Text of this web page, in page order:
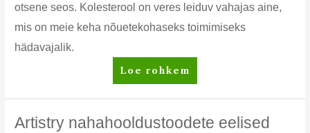
otsene seos. Kolesterool on veres leiduv vahajas aine,
mis on meie keha nõuetekohaseks toimimiseks
hädavajalik.
Kolesterool.
Kuidas
kontrollida
ja
Loe rohkem
Artistry nahahooldustoodete eelised